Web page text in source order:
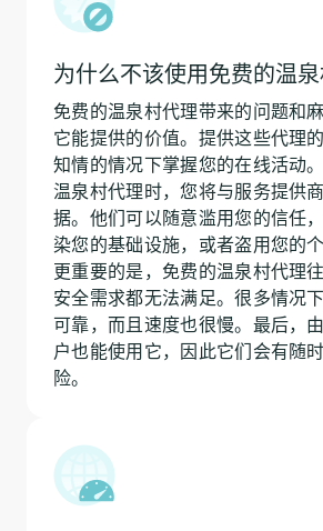
为什么不该使用免费的温
免费的温泉村代理带来的问题和
它能提供的价值。提供这些代理
知情的情况下掌握您的在线活动
温泉村代理时，您将与服务提供
据。他们可以随意滥用您的信任
染您的基础设施，或者盗用您的
更重要的是，免费的温泉村代理
安全需求都无法满足。很多情况
可靠，而且速度也很慢。最后，
户也能使用它，因此它们会有随
险。